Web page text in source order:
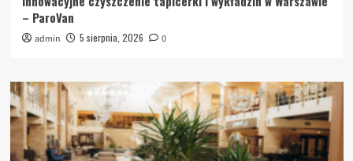
– ParoVan
admin 5 sierpnia, 2026 0